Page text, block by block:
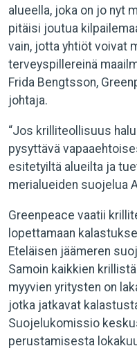
alueella, joka on jo nyt
pitäisi joutua
vain, jotta yhtiöt voivat
terveyspillereinä
Frida Bengtsson,
johtaja.
“Jos krilliteollisuus
pysyttävä
esitetyiltä alueilta ja
merialueiden suojelua
Greenpeace vaatii
lopettamaan
Eteläisen jäämeren
Samoin kaikkien
myyvien yritysten on
jotka jatkavat
Suojelukomissio
perustamisesta